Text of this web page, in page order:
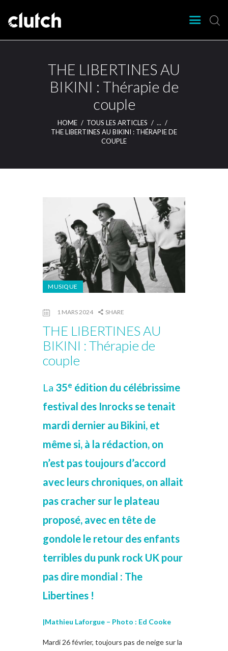
THE LIBERTINES AU
BIKINI : Thérapie de
couple
HOME TOUS LES ARTICLES
...
THE LIBERTINES AU BIKINI : THÉRAPIE DE
COUPLE
Clutch Webzine
Agenda
Nos éditions
Magazine
Lieux
MUSIQUE
1 MARS 2024 SHARE
THE LIBERTINES AU
BIKINI : Thérapie de
couple
La 35e édition du célébrissime
festival des Inrocks se tenait
mardi dernier au Bikini, et
même si, à la rédaction, on
n’est pas toujours d’accord
avec leurs chroniques, on allait
pas cracher sur le plateau
proposé, avec en tête de
gondole le retour des enfants
terribles du punk rock UK pour
pas dire mondial : The
Libertines !
|Mathieu Laforgue – Photo : Ed Cooke
Mardi 26 février, toujours pas de neige sur la